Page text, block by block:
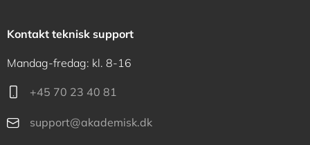
Kontakt teknisk support
Mandag-fredag: kl. 8-16
+45 70 23 40 81
support@akademisk.dk